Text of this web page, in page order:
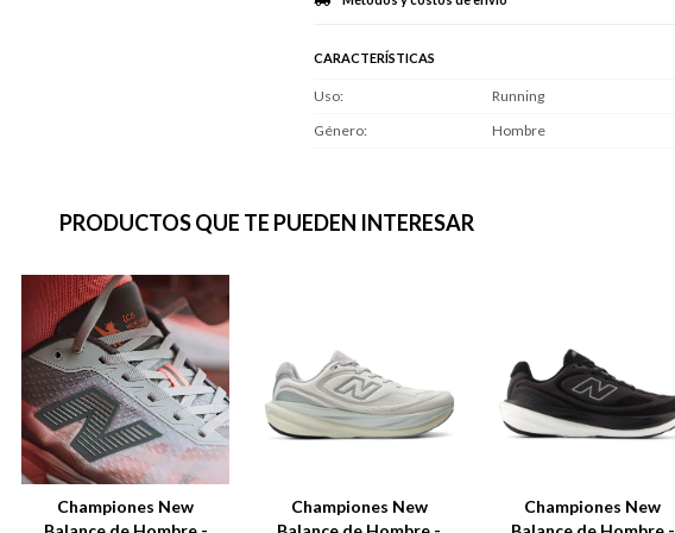
CARACTERÍSTICAS
Uso
Running
Género
Hombre
PRODUCTOS QUE TE PUEDEN INTERESAR
Championes New
Championes New
Championes New